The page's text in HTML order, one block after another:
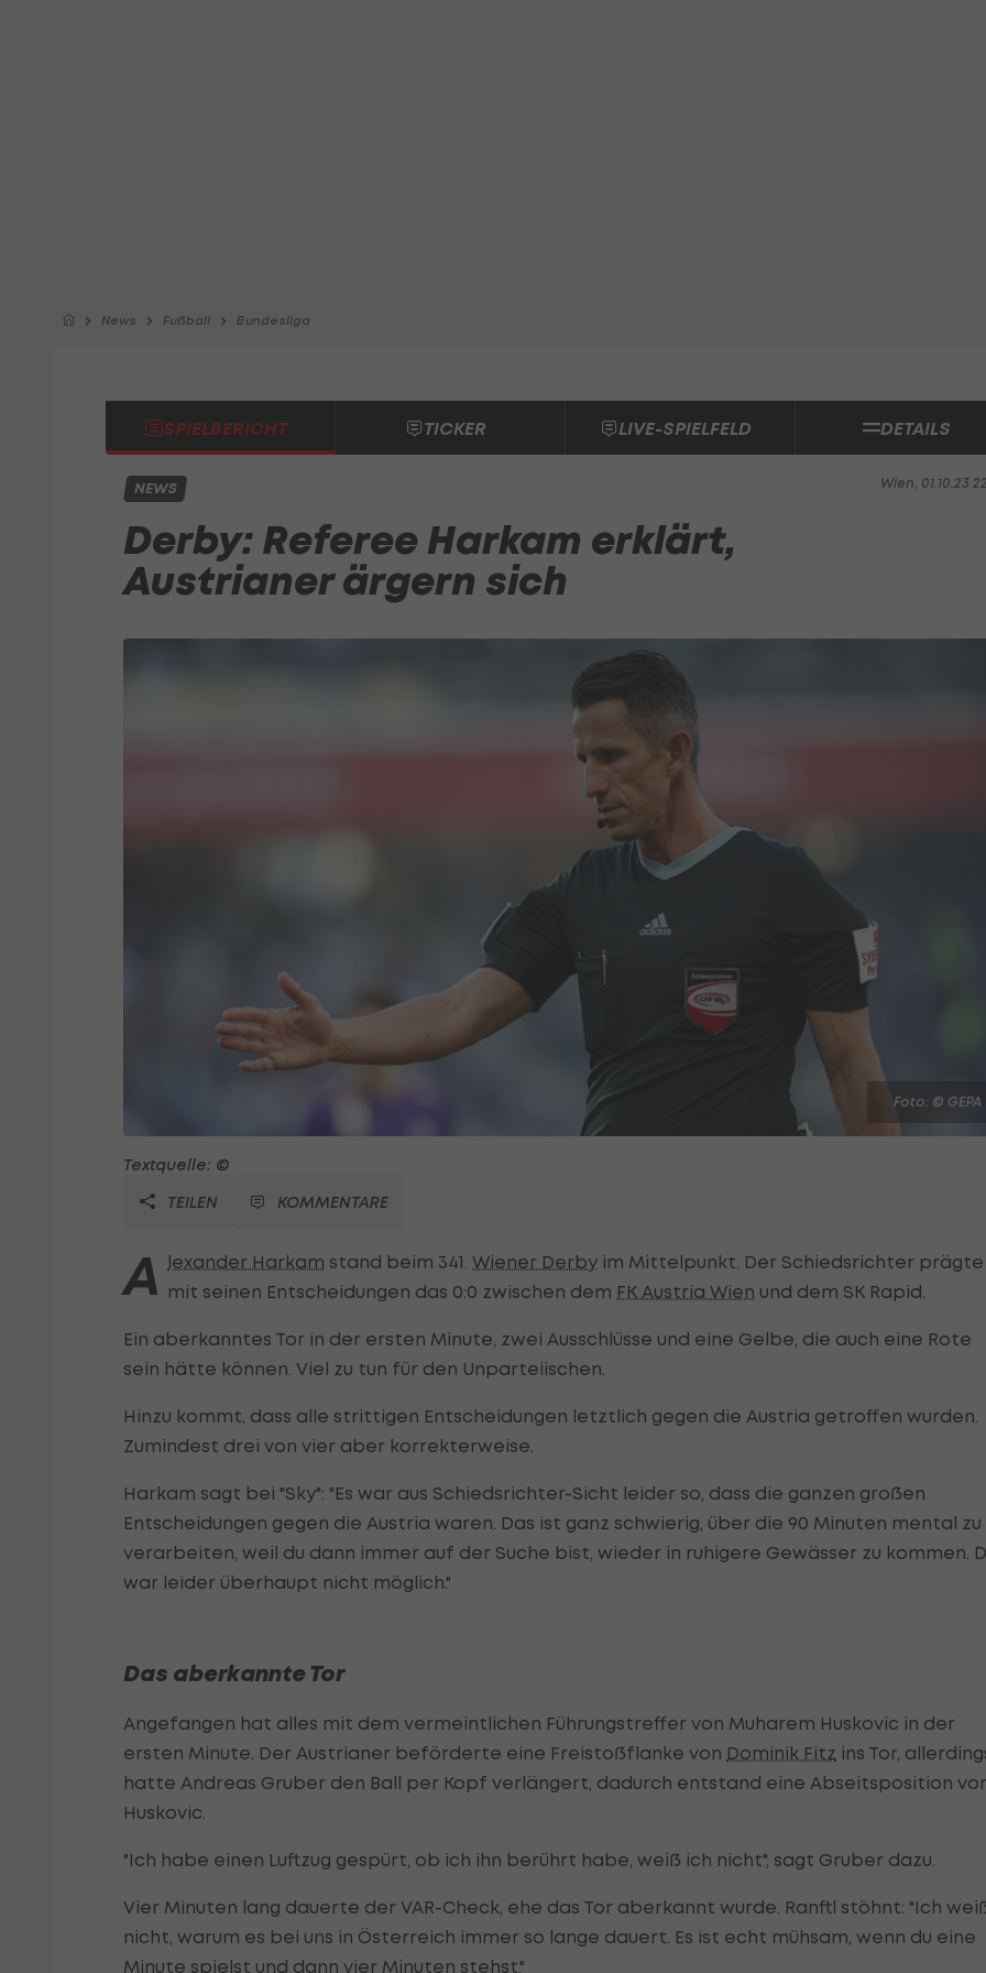
News Fußball Bundesliga
SPIELBERICHT TICKER LIVE-SPIELFELD DETAILS
Wien, 01.10.23
NEWS
Derby: Referee Harkam erklärt,
Austrianer ärgern sich
Foto: © GEPA
Textquelle: ©
TEILEN
KOMMENTARE
A lexander Harkam stand beim 341. Wiener Derby im Mittelpunkt. Der Schiedsrichter prägte
mit seinen Entscheidungen das 0:0 zwischen dem FK Austria Wien und dem SK Rapid.
Ein aberkanntes Tor in der ersten Minute, zwei Ausschlüsse und eine Gelbe, die auch eine Rote
sein hätte können. Viel zu tun für den Unparteiischen.
Hinzu kommt, dass alle strittigen Entscheidungen letztlich gegen die Austria getroffen wurden.
Zumindest drei von vier aber korrekterweise.
Harkam sagt bei "Sky": "Es war aus Schiedsrichter-Sicht leider so, dass die ganzen großen
Entscheidungen gegen die Austria waren. Das ist ganz schwierig, über die 90 Minuten mental zu
verarbeiten, weil du dann immer auf der Suche bist, wieder in ruhigere Gewässer zu kommen.
war leider überhaupt nicht möglich."
Das aberkannte Tor
Angefangen hat alles mit dem vermeintlichen Führungstreffer von Muharem Huskovic in der
ersten Minute. Der Austrianer beförderte eine Freistoßflanke von Dominik Fitz ins Tor,
hatte Andreas Gruber den Ball per Kopf verlängert, dadurch entstand eine Abseitsposition
Huskovic.
"Ich habe einen Luftzug gespürt, ob ich ihn berührt habe, weiß ich nicht", sagt Gruber dazu.
Vier Minuten lang dauerte der VAR-Check, ehe das Tor aberkannt wurde. Ranftl stöhnt: "Ich
nicht, warum es bei uns in Österreich immer so lange dauert. Es ist echt mühsam, wenn du eine
Minute spielst und dann vier Minuten stehst."